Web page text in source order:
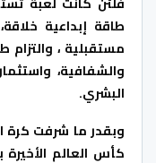
طاقة إبداعية
مستقبلية ،
والشفافية،
البشري.
وبقدر ما شرفت كرة
كأس العالم